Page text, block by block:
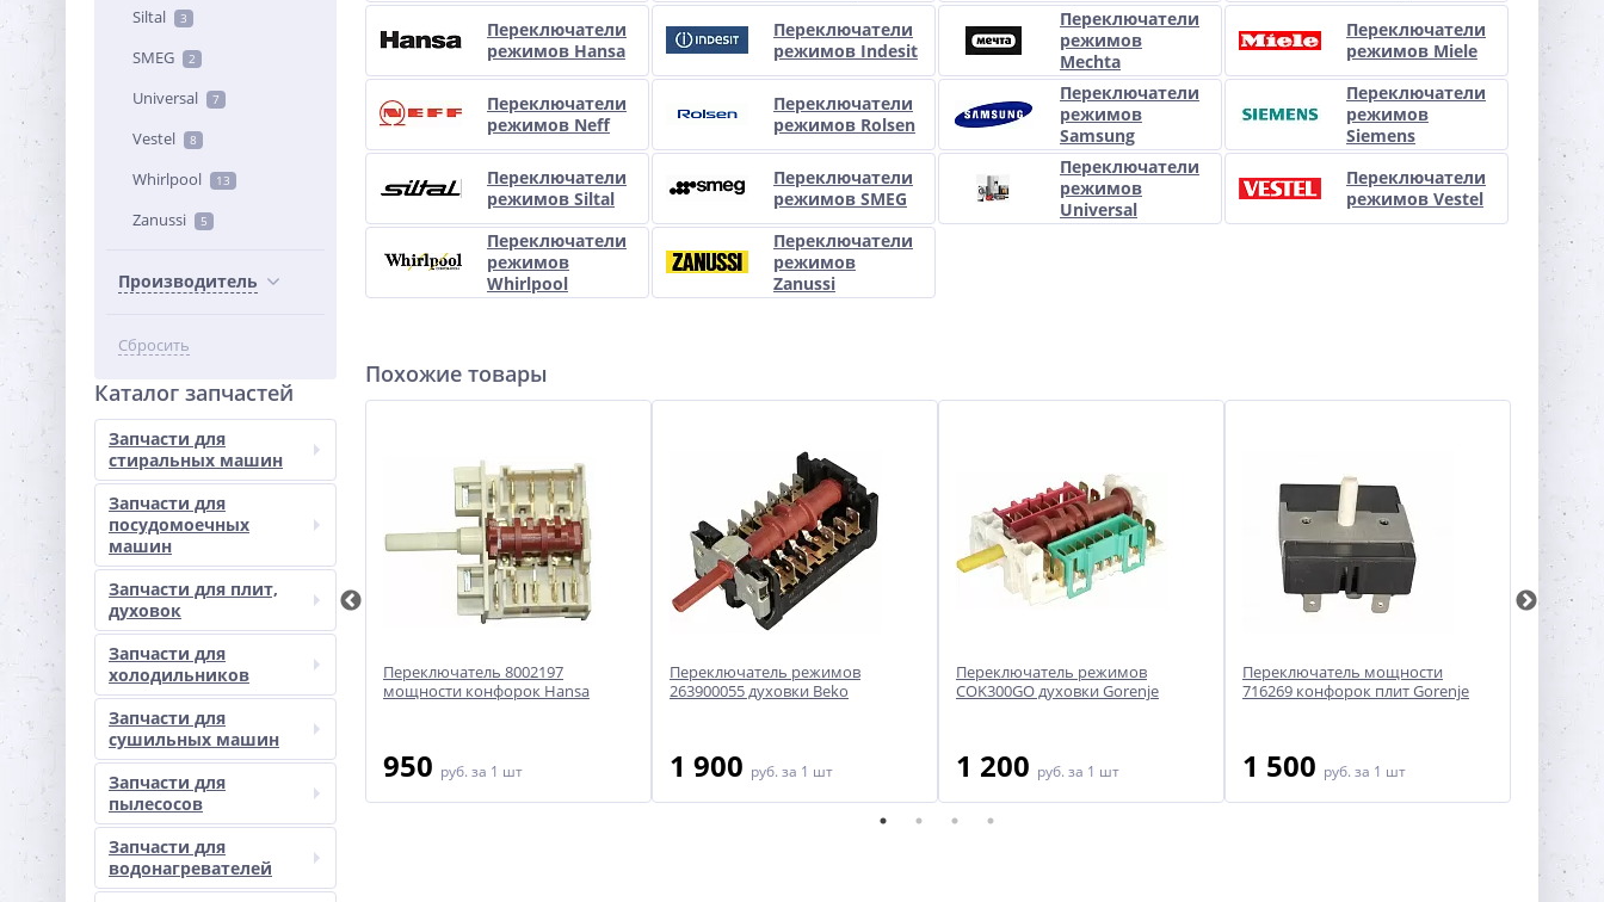
Siltal 3
SMEG 2
Universal 7
Vestel 8
Whirlpool 13
Zanussi 5
Производитель
Сбросить
Каталог запчастей
Запчасти для
стиральных машин
Запчасти для
посудомоечных
машин
Запчасти для плит,
духовок
Запчасти для
холодильников
Запчасти для
сушильных машин
Запчасти для
пылесосов
Запчасти для
водонагревателей
Переключатели
режимов Hansa
Переключатели
режимов Indesit
Переключатели
режимов
Mechta
Переключатели
режимов Miele
Переключатели
режимов Neff
Переключатели
режимов Rolsen
Переключатели
режимов
Samsung
Переключатели
режимов
Siemens
Переключатели
режимов Siltal
Переключатели
режимов SMEG
Переключатели
режимов
Universal
Переключатели
режимов Vestel
Переключатели
режимов
Whirlpool
Переключатели
режимов
Zanussi
Похожие товары
Переключатель режимов для
духовки - Gottak 850510
1 900
Переключатель 8002197
мощности конфорок Hansa
950 руб. за 1 шт
Переключатель режимов
263900055 духовки Beko
1 900 руб. за 1 шт
Переключатель режимов
COK300GO духовки Gorenje
1 200 руб. за 1 шт
Переключатель мощности
716269 конфорок плит Gorenje
1 500 руб. за 1 шт 950